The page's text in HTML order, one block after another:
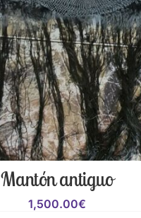
Mantón antiguo
1,500.00€